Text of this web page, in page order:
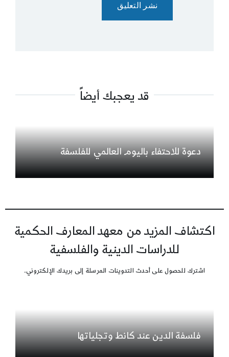
قد يعجبك أيضاً
دعوة للاحتفاء باليوم العالمي للفلسفة
اكتشاف المزيد من معهد المعارف الحكمية
للدراسات الدينية والفلسفية
اشترك للحصول على أحدث التدوينات المرسلة إلى بريدك الإلكتروني.
فلسفة الدين عند كانط وتجلياتها